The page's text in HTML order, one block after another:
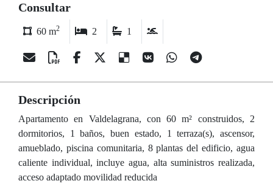
Consultar
60 m2 2 1
Descripción
Apartamento en Valdelagrana, con 60 m² construidos, 2
dormitorios, 1 baños, buen estado, 1 terraza(s), ascensor,
amueblado, piscina comunitaria, 8 plantas del edificio, agua
caliente individual, incluye agua, alta suministros realizada,
acceso adaptado movilidad reducida